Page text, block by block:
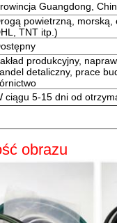
Guangdong,
powietrzną, morską,
TNT itp.)
produkcyjny,
detaliczny, prace
ciągu 5-15 dni od
obrazu